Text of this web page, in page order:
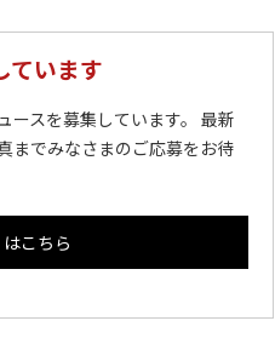
ています
ースを募集しています。 最新
までみなさまのご応募をお待
こちら